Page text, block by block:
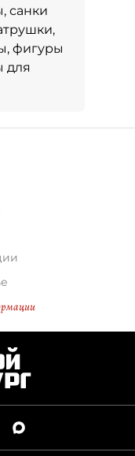
санки
фигуры
для